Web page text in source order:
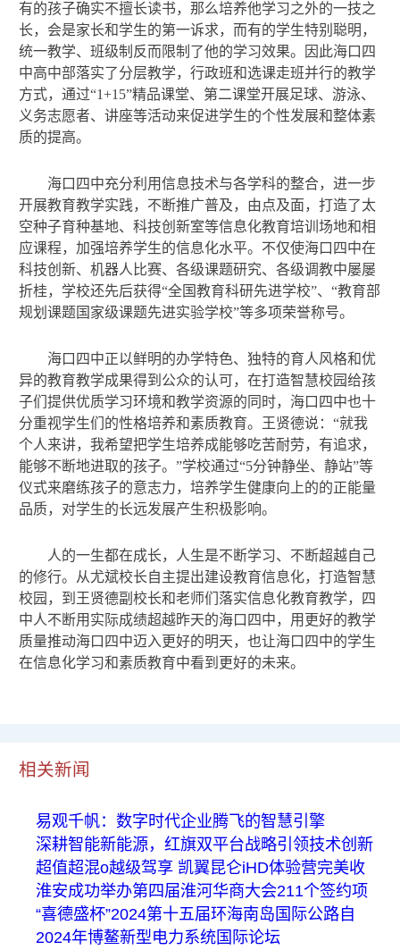
有的孩子确实不擅长读书，那么培养他学习之外的一技之
长，会是家长和学生的第一诉求，而有的学生特别聪明，
统一教学、班级制反而限制了他的学习效果。因此海口四
中高中部落实了分层教学，行政班和选课走班并行的教学
方式，通过“1+15”精品课堂、第二课堂开展足球、游泳、
义务志愿者、讲座等活动来促进学生的个性发展和整体素
质的提高。
海口四中充分利用信息技术与各学科的整合，进一步
开展教育教学实践，不断推广普及，由点及面，打造了太
空种子育种基地、科技创新室等信息化教育培训场地和相
应课程，加强培养学生的信息化水平。不仅使海口四中在
科技创新、机器人比赛、各级课题研究、各级调教中屡屡
折桂，学校还先后获得“全国教育科研先进学校”、“教育部
规划课题国家级课题先进实验学校”等多项荣誉称号。
海口四中正以鲜明的办学特色、独特的育人风格和优
异的教育教学成果得到公众的认可，在打造智慧校园给孩
子们提供优质学习环境和教学资源的同时，海口四中也十
分重视学生们的性格培养和素质教育。王贤德说：“就我
个人来讲，我希望把学生培养成能够吃苦耐劳，有追求，
能够不断地进取的孩子。”学校通过“5分钟静坐、静站”等
仪式来磨练孩子的意志力，培养学生健康向上的的正能量
品质，对学生的长远发展产生积极影响。
人的一生都在成长，人生是不断学习、不断超越自己
的修行。从尤斌校长自主提出建设教育信息化，打造智慧
校园，到王贤德副校长和老师们落实信息化教育教学，四
中人不断用实际成绩超越昨天的海口四中，用更好的教学
质量推动海口四中迈入更好的明天，也让海口四中的学生
在信息化学习和素质教育中看到更好的未来。
相关新闻
易观千帆：数字时代企业腾飞的智慧引擎
深耕智能新能源，红旗双平台战略引领技术创新
超值超混o越级驾享 凯翼昆仑iHD体验营完美收
淮安成功举办第四届淮河华商大会211个签约项
“喜德盛杯”2024第十五届环海南岛国际公路自
2024年博鳌新型电力系统国际论坛